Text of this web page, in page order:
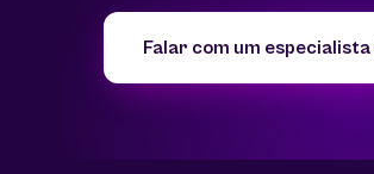
Falar com um especialista